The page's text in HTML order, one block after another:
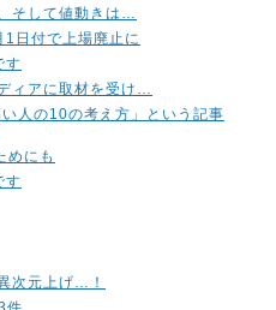
そして値動きは…
日付で上場廃止に
す
ィアに取材を受け…
人の10の考え方」という記事
めにも
す
次元上げ…！